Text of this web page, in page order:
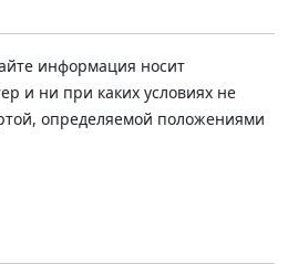
информация носит
и ни при каких условиях не
определяемой положениями